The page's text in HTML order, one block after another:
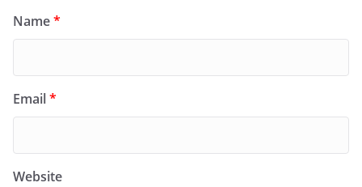
Name*
Email*
Website